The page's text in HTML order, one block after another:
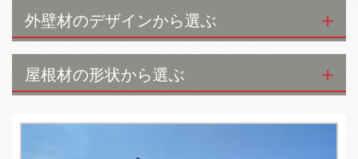
外壁材のデザインから選ぶ
屋根材の形状から選ぶ